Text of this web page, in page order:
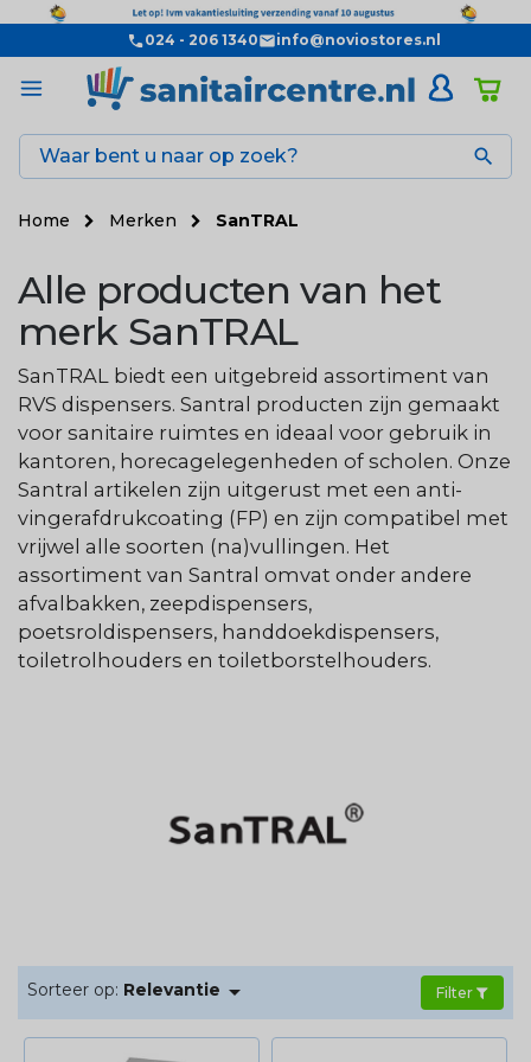
024 - 206 1340 info@noviostores.nl

Home Merken SanTRAL
Alle producten van het
merk SanTRAL
SanTRAL biedt een uitgebreid assortiment van
RVS dispensers. Santral producten zijn gemaakt
voor sanitaire ruimtes en ideaal voor gebruik in
kantoren, horecagelegenheden of scholen. Onze
Santral artikelen zijn uitgerust met een anti-
vingerafdrukcoating (FP) en zijn compatibel met
vrijwel alle soorten (na)vullingen. Het
assortiment van Santral omvat onder andere
afvalbakken, zeepdispensers,
poetsroldispensers, handdoekdispensers,
toiletrolhouders en toiletborstelhouders.
Sorteer op: Relevantie  Filter